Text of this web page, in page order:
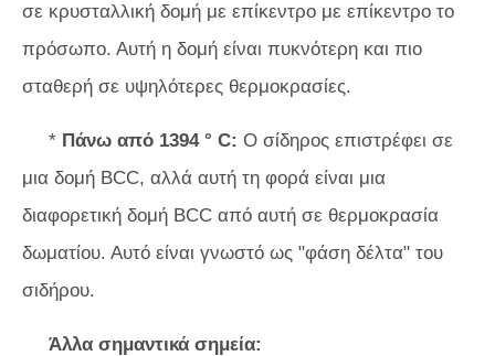
σε κρυσταλλική δομή με επίκεντρο με επίκεντρο το
πρόσωπο. Αυτή η δομή είναι πυκνότερη και πιο
σταθερή σε υψηλότερες θερμοκρασίες.
* Πάνω από 1394 ° C: Ο σίδηρος επιστρέφει σε
μια δομή BCC, αλλά αυτή τη φορά είναι μια
διαφορετική δομή BCC από αυτή σε θερμοκρασία
δωματίου. Αυτό είναι γνωστό ως "φάση δέλτα" του
σιδήρου.
Άλλα σημαντικά σημεία: